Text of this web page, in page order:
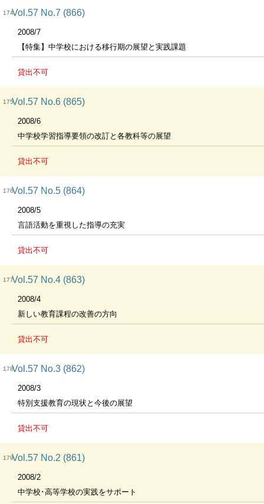
174Vol.57 No.7 (866)
2008/7
【特集】中学校における移行期の展望と実践課題
貸出不可
175Vol.57 No.6 (865)
2008/6
中学校学習指導要領の改訂と各教科等の展望
貸出不可
176Vol.57 No.5 (864)
2008/5
言語活動を重視した指導の充実
貸出不可
177Vol.57 No.4 (863)
2008/4
新しい教育課程の改善の方向
貸出不可
178Vol.57 No.3 (862)
2008/3
特別支援教育の現状と今後の展望
貸出不可
179Vol.57 No.2 (861)
2008/2
中学校･高等学校の実践をサポート